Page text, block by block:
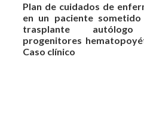
Plan de cuidados de
en un paciente
trasplante
progenitores
Caso clínico